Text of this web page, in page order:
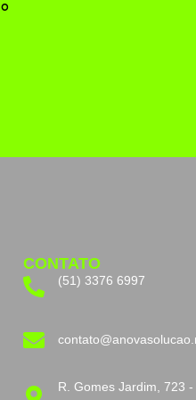
CONTATO
(51) 3376 6997
R. Gomes Jardim, 723